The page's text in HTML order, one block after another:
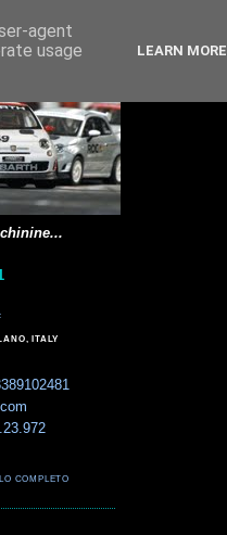
ITALY
COMPLETO
agent
usage
LEARN MORE